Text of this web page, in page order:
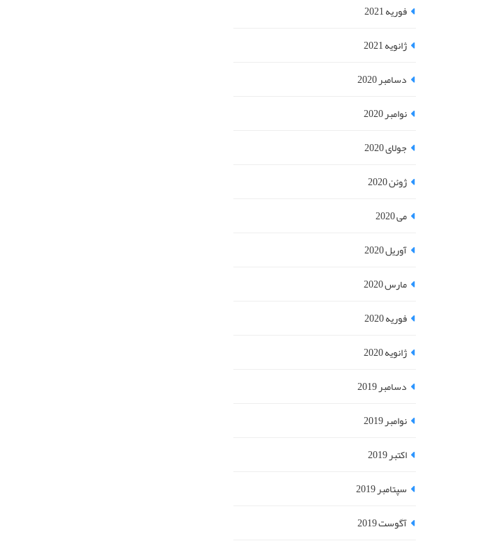
فوریه 2021
ژانویه 2021
دسامبر 2020
نوامبر 2020
جولای 2020
ژوئن 2020
می 2020
آوریل 2020
مارس 2020
فوریه 2020
ژانویه 2020
دسامبر 2019
نوامبر 2019
اکتبر 2019
سپتامبر 2019
آگوست 2019